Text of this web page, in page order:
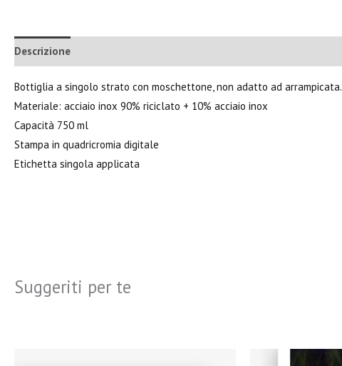
Descrizione
Bottiglia a singolo strato con moschettone, non adatto ad arrampicata.
Materiale: acciaio inox 90% riciclato + 10% acciaio inox
Capacità 750 ml
Stampa in quadricromia digitale
Etichetta singola applicata
Suggeriti per te